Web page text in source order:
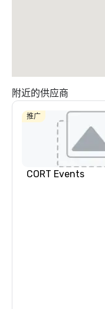
附近的供应商
推广
CORT Events